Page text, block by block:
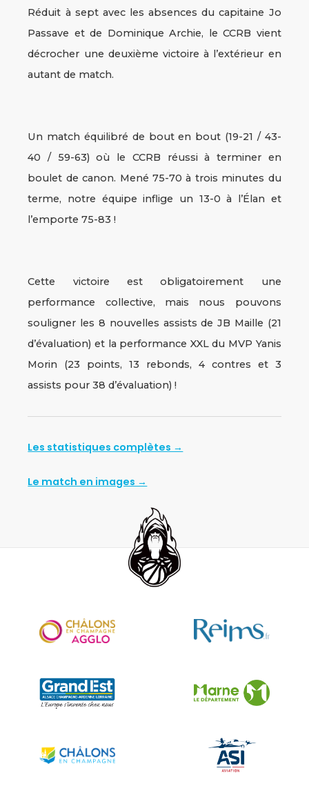
Réduit à sept avec les absences du capitaine Jo
Passave et de Dominique Archie, le CCRB vient
décrocher une deuxième victoire à l’extérieur en
autant de match.
Un match équilibré de bout en bout (19-21 / 43-
40 / 59-63) où le CCRB réussi à terminer en
boulet de canon. Mené 75-70 à trois minutes du
terme, notre équipe inflige un 13-0 à l’Élan et
l’emporte 75-83 !
Cette victoire est obligatoirement une
performance collective, mais nous pouvons
souligner les 8 nouvelles assists de JB Maille (21
d’évaluation) et la performance XXL du MVP Yanis
Morin (23 points, 13 rebonds, 4 contres et 3
assists pour 38 d’évaluation) !
Les statistiques complètes →
Le match en images →